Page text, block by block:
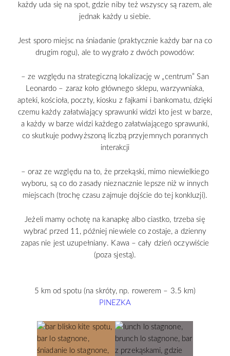
każdy uda się na spot, gdzie niby też wszyscy są razem, ale
jednak każdy u siebie.
Jest sporo miejsc na śniadanie (praktycznie każdy bar na co
drugim rogu), ale to wygrało z dwóch powodów:
– ze względu na strategiczną lokalizację w „centrum” San
Leonardo – zaraz koło głównego sklepu, warzywniaka,
apteki, kościoła, poczty, kiosku z fajkami i bankomatu, dzięki
czemu każdy załatwiający sprawunki widzi kto jest w barze,
a każdy w barze widzi każdego załatwiającego sprawunki,
co skutkuje podwyższoną liczbą przyjemnych porannych
interakcji
– oraz ze względu na to, że przekąski, mimo niewielkiego
wyboru, są co do zasady nieznacznie lepsze niż w innych
miejscach (trochę czasu zajmuje dojście do tej konkluzji).
Jeżeli mamy ochotę na kanapkę albo ciastko, trzeba się
wybrać przed 11, później niewiele co zostaje, a dzienny
zapas nie jest uzupełniany. Kawa – cały dzień oczywiście
(poza sjestą).
5 km od spotu (na skróty, np. rowerem – 3.5 km)
PINEZKA